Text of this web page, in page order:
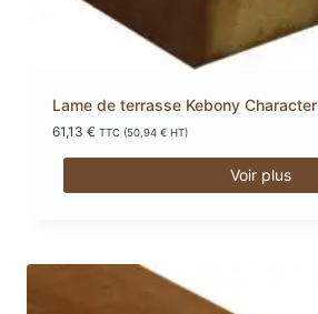
Lame de terrasse Kebony Character
61,13 € TTC (50,94 € HT)
Voir plus